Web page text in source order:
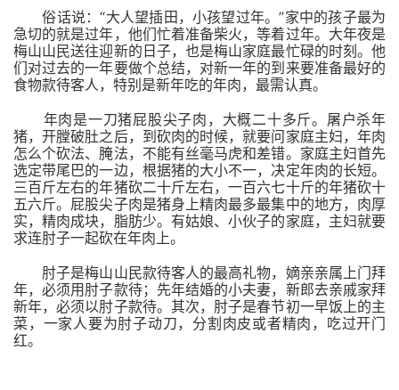
俗话说：“大人望插田，小孩望过年。”家中的孩子最为
急切的就是过年，他们忙着准备柴火，等着过年。大年夜是
梅山山民送往迎新的日子，也是梅山家庭最忙碌的时刻。他
们对过去的一年要做个总结，对新一年的到来要准备最好的
食物款待客人，特别是新年吃的年肉，最需认真。
年肉是一刀猪屁股尖子肉，大概二十多斤。屠户杀年
猪，开膛破肚之后，到砍肉的时候，就要问家庭主妇，年肉
怎么个砍法、腌法，不能有丝毫马虎和差错。家庭主妇首先
选定带尾巴的一边，根据猪的大小不一，决定年肉的长短。
三百斤左右的年猪砍二十斤左右，一百六七十斤的年猪砍十
五六斤。屁股尖子肉是猪身上精肉最多最集中的地方，肉厚
实，精肉成块，脂肪少。有姑娘、小伙子的家庭，主妇就要
求连肘子一起砍在年肉上。
肘子是梅山山民款待客人的最高礼物，嫡亲亲属上门拜
年，必须用肘子款待；先年结婚的小夫妻，新郎去亲戚家拜
新年，必须以肘子款待。其次，肘子是春节初一早饭上的主
菜，一家人要为肘子动刀，分割肉皮或者精肉，吃过开门
红。